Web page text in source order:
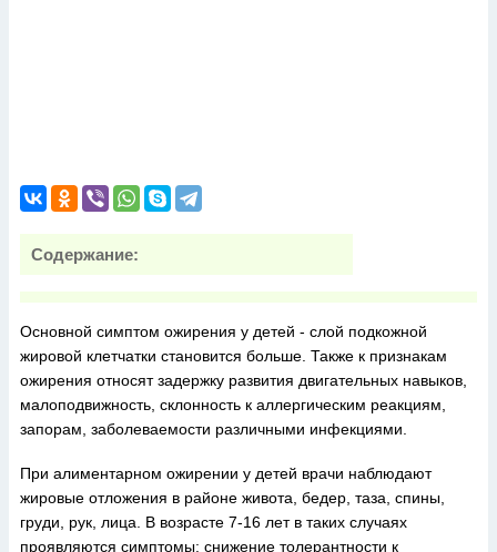
Содержание:
Основной симптом ожирения у детей - слой подкожной
жировой клетчатки становится больше. Также к признакам
ожирения относят задержку развития двигательных навыков,
малоподвижность, склонность к аллергическим реакциям,
запорам, заболеваемости различными инфекциями.
При алиментарном ожирении у детей врачи наблюдают
жировые отложения в районе живота, бедер, таза, спины,
груди, рук, лица. В возрасте 7-16 лет в таких случаях
проявляются симптомы: снижение толерантности к